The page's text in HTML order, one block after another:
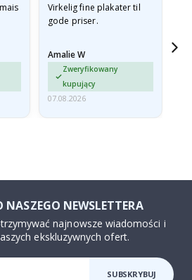
un…
Virkelig fine plakater til
gode priser.
Amalie W
Zweryfikowany
kupujący
07.08.2026
NASZEGO NEWSLETTERA
najnowsze wiadomości i
ekskluzywnych ofert.
SUBSKRYBUJ